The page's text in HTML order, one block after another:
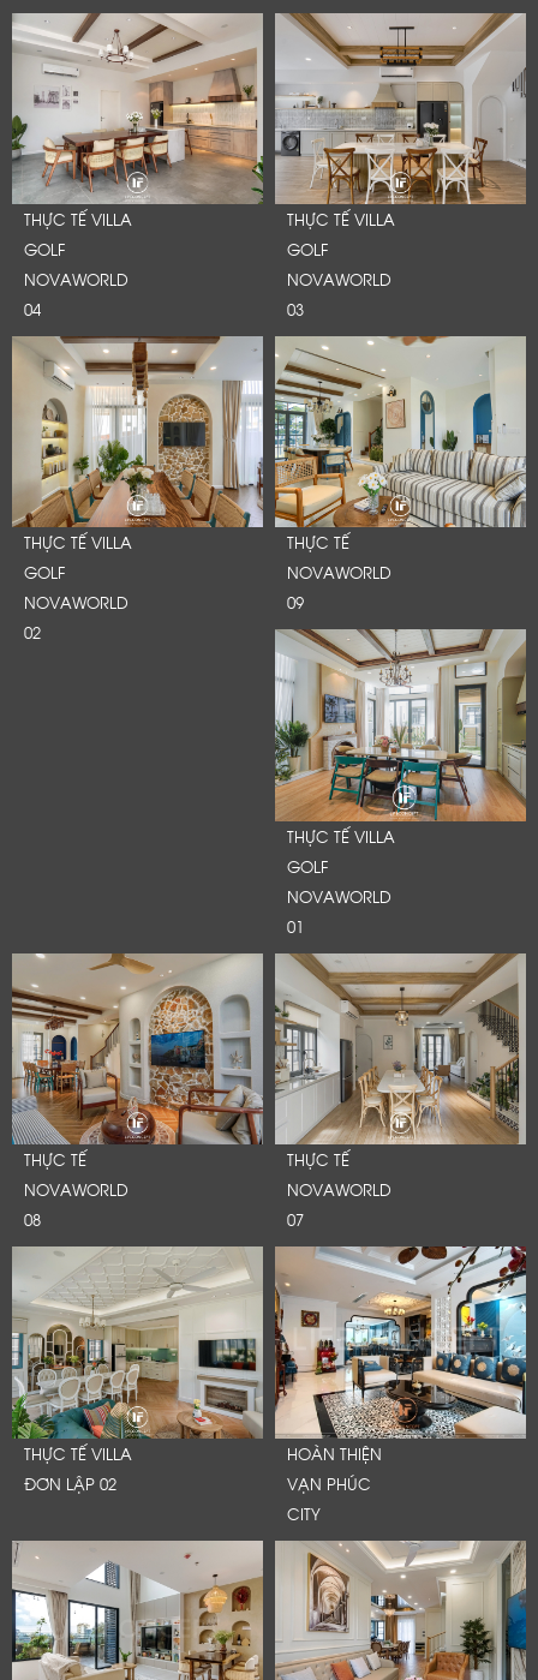
THỰC TẾ VILLA
GOLF
NOVAWORLD
04
THỰC TẾ VILLA
GOLF
NOVAWORLD
03
THỰC TẾ VILLA
GOLF
NOVAWORLD
02
THỰC TẾ
NOVAWORLD
09
THỰC TẾ VILLA
GOLF
NOVAWORLD
01
THỰC TẾ
NOVAWORLD
08
THỰC TẾ
NOVAWORLD
07
THỰC TẾ VILLA
ĐƠN LẬP 02
HOÀN THIỆN
VẠN PHÚC
CITY
Cảm ơn quý khách đã để lại thông tin.
Chúng tôi sẽ liên hệ lại trong thời gian sớm nhất